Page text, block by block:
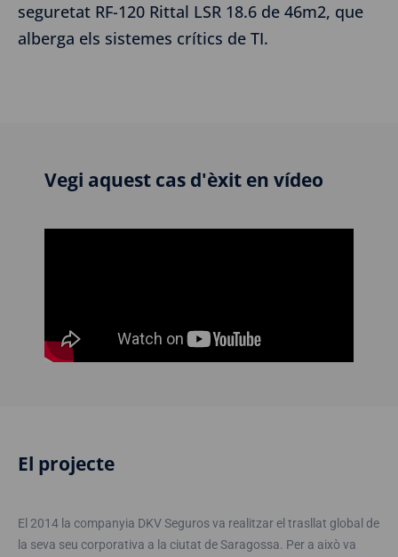
seguretat RF-120 Rittal LSR 18.6 de 46m2, que
alberga els sistemes crítics de TI.
Vegi aquest cas d'èxit en vídeo
El projecte
El 2014 la companyia DKV Seguros va realitzar el trasllat global de
la seva seu corporativa a la ciutat de Saragossa. Per a això va